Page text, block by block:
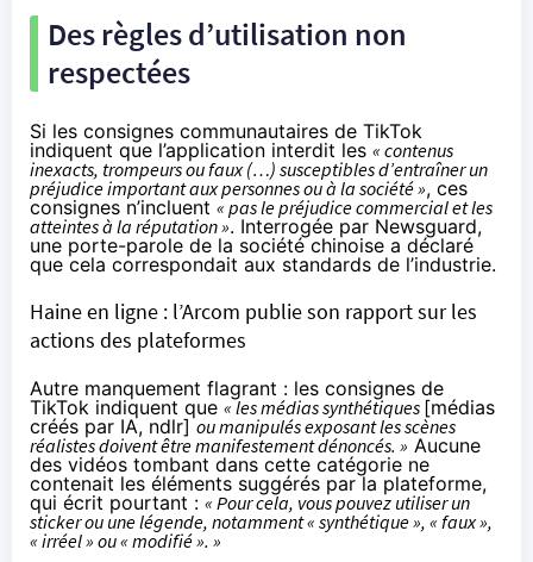
Des règles d’utilisation non
respectées
Si les consignes communautaires de TikTok
indiquent que l’application interdit les « contenus
inexacts, trompeurs ou faux (…) susceptibles d’entraîner un
préjudice important aux personnes ou à la société », ces
consignes n’incluent « pas le préjudice commercial et les
atteintes à la réputation ». Interrogée par Newsguard,
une porte-parole de la société chinoise a déclaré
que cela correspondait aux standards de l’industrie.
Haine en ligne : l’Arcom publie son rapport sur les
actions des plateformes
Autre manquement flagrant : les consignes de
TikTok indiquent que « les médias synthétiques [médias
créés par IA, ndlr]ou manipulés exposant les scènes
réalistes doivent être manifestement dénoncés. » Aucune
des vidéos tombant dans cette catégorie ne
contenait les éléments suggérés par la plateforme,
qui écrit pourtant : « Pour cela, vous pouvez utiliser un
sticker ou une légende, notamment « synthétique », « faux »,
« irréel » ou « modifié ». »